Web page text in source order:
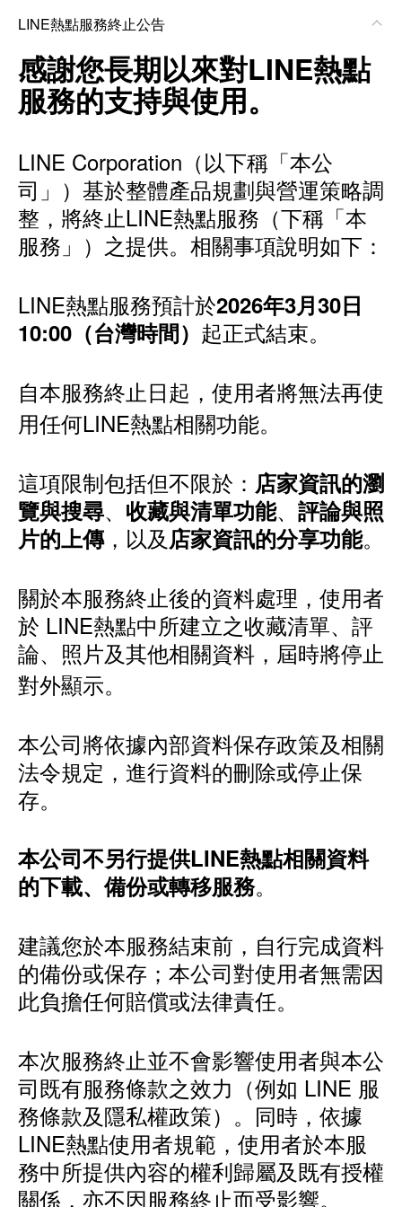
LINE熱點服務終止公告
感謝您長期以來對LINE熱點
服務的支持與使用。
LINE Corporation（以下稱「本公
司」）基於整體產品規劃與營運策略調
整，將終止LINE熱點服務（下稱「本
服務」）之提供。相關事項說明如下：
LINE熱點服務預計於2026年3月30日
10:00（台灣時間） 起正式結束。
自本服務終止日起，使用者將無法再使
用任何LINE熱點相關功能。
這項限制包括但不限於： 店家資訊的瀏
覽與搜尋、 收藏與清單功能、 評論與照
片的上傳，以及店家資訊的分享功能。
關於本服務終止後的資料處理，使用者
於 LINE熱點中所建立之收藏清單、評
論、照片及其他相關資料，屆時將停止
對外顯示。
本公司將依據內部資料保存政策及相關
法令規定，進行資料的刪除或停止保
存。
本公司不另行提供LINE熱點相關資料
的下載、備份或轉移服務。
建議您於本服務結束前，自行完成資料
的備份或保存；本公司對使用者無需因
此負擔任何賠償或法律責任。
本次服務終止並不會影響使用者與本公
司既有服務條款之效力（例如 LINE 服
務條款及隱私權政策）。同時，依據
LINE熱點使用者規範，使用者於本服
務中所提供內容的權利歸屬及既有授權
關係，亦不因服務終止而受影響。